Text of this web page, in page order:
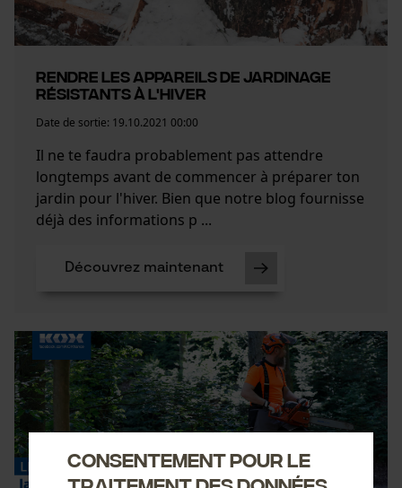
Rendre les appareils de jardinage
résistants à l'hiver
Date de sortie: 19.10.2021 00:00
Il ne te faudra probablement pas attendre
longtemps avant de commencer à préparer ton
jardin pour l'hiver. Bien que notre blog fournisse
déjà des informations p ...
Découvrez maintenant
Consentement pour le
traitement des données